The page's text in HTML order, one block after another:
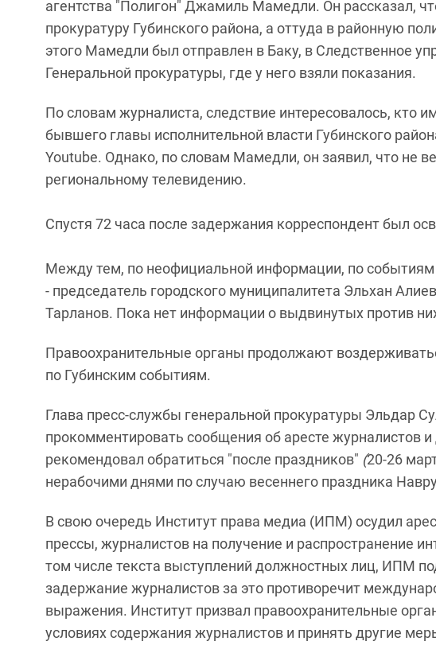
агентства "Полигон" Джамиль Мамедли. Он рассказал,
прокуратуру Губинского района, а оттуда в районную
этого Мамедли был отправлен в Баку, в Следственное
Генеральной прокуратуры, где у него взяли показания.
По словам журналиста, следствие интересовалось, кто
бывшего главы исполнительной власти Губинского
Youtube. Однако, по словам Мамедли, он заявил, что не
региональному телевидению.
Спустя 72 часа после задержания корреспондент был
Между тем, по неофициальной информации, по
- председатель городского муниципалитета Эльхан
Тарланов. Пока нет информации о выдвинутых против
Правоохранительные органы продолжают
по Губинским событиям.
Глава пресс-службы генеральной прокуратуры Эльдар
прокомментировать сообщения об аресте журналистов
рекомендовал обратиться "после праздников" (20-26
нерабочими днями по случаю весеннего праздника
В свою очередь Институт права медиа (ИПМ) осудил
прессы, журналистов на получение и распространение
том числе текста выступлений должностных лиц, ИПМ
задержание журналистов за это противоречит
выражения. Институт призвал правоохранительные
условиях содержания журналистов и принять другие